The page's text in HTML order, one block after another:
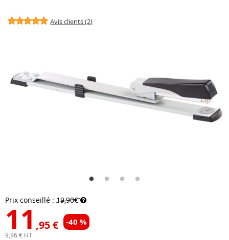
Avis clients (2)
Prix conseillé : 19,90€
11 ,95 € -40 %
9,96 € HT